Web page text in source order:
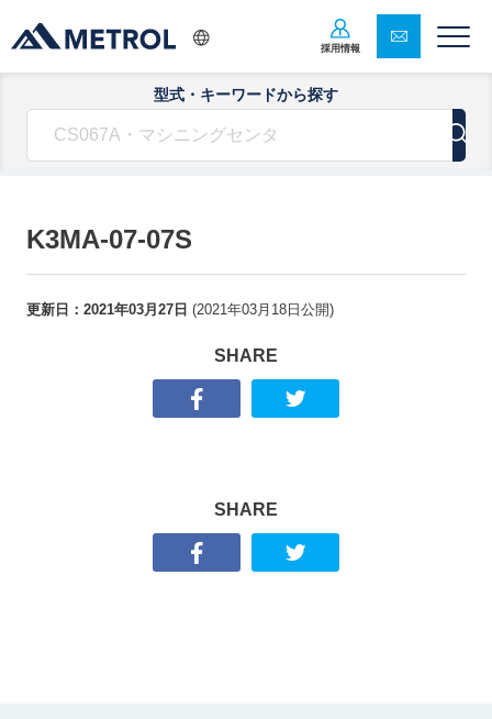
採用情報
型式・キーワードから探す
K3MA-07-07S
更新日： 2021年03月27日 (2021年03月18日 公開)
SHARE
SHARE